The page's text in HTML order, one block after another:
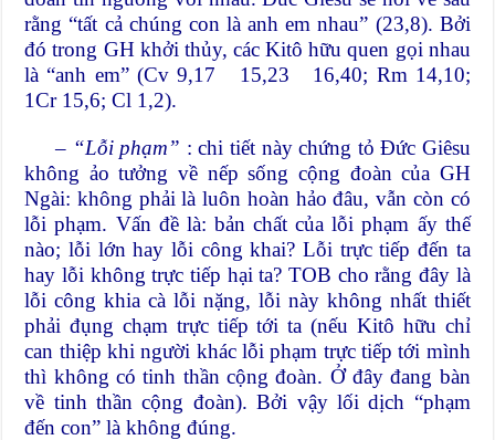
rằng “tất cả chúng con là anh em nhau” (23,8). Bởi
đó trong GH khởi thủy, các Kitô hữu quen gọi nhau
là “anh em” (Cv 9,17 15,23 16,40; Rm 14,10;
1Cr 15,6; Cl 1,2).
– “Lỗi phạm” : chi tiết này chứng tỏ Đức Giêsu
không ảo tưởng về nếp sống cộng đoàn của GH
Ngài: không phải là luôn hoàn hảo đâu, vẫn còn có
lỗi phạm. Vấn đề là: bản chất của lỗi phạm ấy thế
nào; lỗi lớn hay lỗi công khai? Lỗi trực tiếp đến ta
hay lỗi không trực tiếp hại ta? TOB cho rằng đây là
lỗi công khia cà lỗi nặng, lỗi này không nhất thiết
phải đụng chạm trực tiếp tới ta (nếu Kitô hữu chỉ
can thiệp khi người khác lỗi phạm trực tiếp tới mình
thì không có tinh thần cộng đoàn. Ở đây đang bàn
về tinh thần cộng đoàn). Bởi vậy lối dịch “phạm
đến con” là không đúng.